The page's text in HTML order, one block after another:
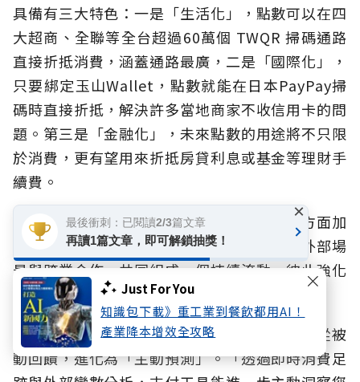
Just For You
知識包下載》重工業到餐飲都用AI！
產業降本增效全攻略
具備有三大特色：一是「生活化」，點數可以在四
大超商、全聯等全台超過60萬個 TWQR 掃碼通路
直接折抵消費，涵蓋通路最廣，二是「國際化」，
只要綁定玉山Wallet，點數就能在日本PayPay掃
碼時直接折抵，解決許多當地商家不收信用卡的問
題。第三是「金融化」，未來點數的用途將不只限
於消費，更有望用來折抵房貸利息或基金等理財手
續費。
透過玉山Unicard累積的消費數據，玉山一方面加
深卡友與其他金融服務的連結，一方面串接外部場
景與跨業合作，共同組成一個持續流動、彼此強化
的點數經濟圈。
林榮華強調，玉山更長遠的目標是讓支付工具從被
動回饋，進化為「主動預測」。「透過即時消費足
最後衝刺：已閱讀2/3篇文章
再讀1篇文章，即可解鎖抽獎！
×